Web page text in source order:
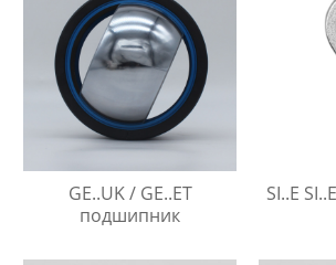
GE..UK / GE..ET
подшипник
SI..E